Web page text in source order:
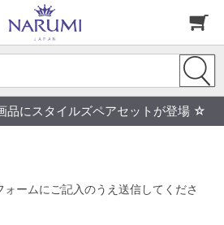
にスタイルズペアセットが登場 ☆
ームにご記入のうえ送信してくださ